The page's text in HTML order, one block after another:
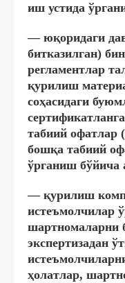
иш устида
— юқоридаги
битказилган)
регламентлар
қурилиш
соҳасидаги
табиий офатлар
бошқа табиий
ўрганиш
— қурилиш
истеъмолчилар
шартномаларни
экспертизадан
ҳолатлар,